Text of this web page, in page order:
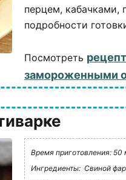
перцем, кабачками,
подробности
Посмотреть
замороженными
Время приготовления: 50
Ингредиенты: Свиной